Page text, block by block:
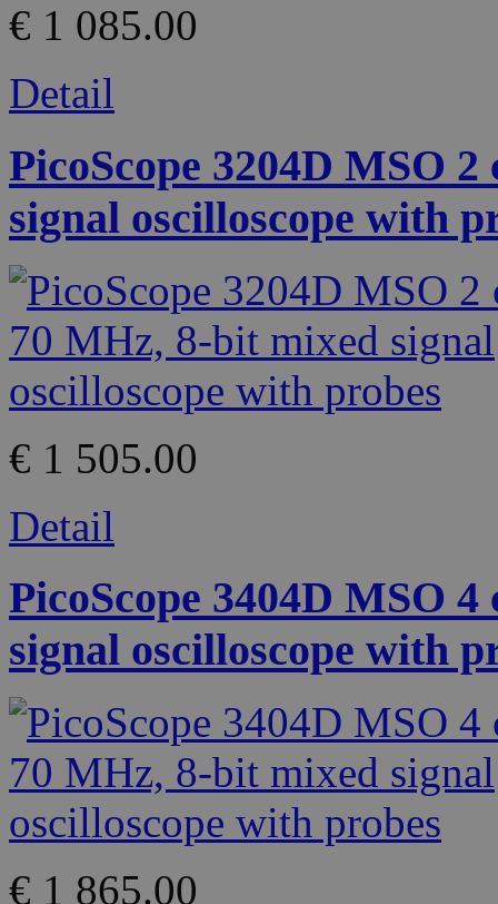
€ 1 085.00
Detail
PicoScope 3204D MSO
signal oscilloscope with
€ 1 505.00
Detail
PicoScope 3404D MSO
signal oscilloscope with
€ 1 865.00